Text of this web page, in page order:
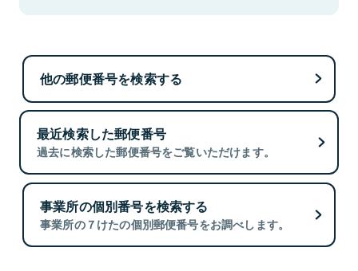
他の郵便番号を検索する
最近検索した郵便番号
過去に検索した郵便番号をご覧いただけます。
事業所の個別番号を検索する
事業所の７けたの個別郵便番号をお調べします。